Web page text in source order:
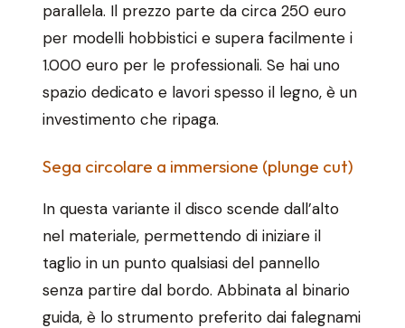
parallela. Il prezzo parte da circa 250 euro
per modelli hobbistici e supera facilmente i
1.000 euro per le professionali. Se hai uno
spazio dedicato e lavori spesso il legno, è un
investimento che ripaga.
Sega circolare a immersione (plunge cut)
In questa variante il disco scende dall’alto
nel materiale, permettendo di iniziare il
taglio in un punto qualsiasi del pannello
senza partire dal bordo. Abbinata al binario
guida, è lo strumento preferito dai falegnami